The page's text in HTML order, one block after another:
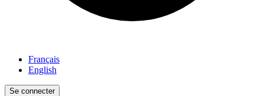
Français
English
Se connecter